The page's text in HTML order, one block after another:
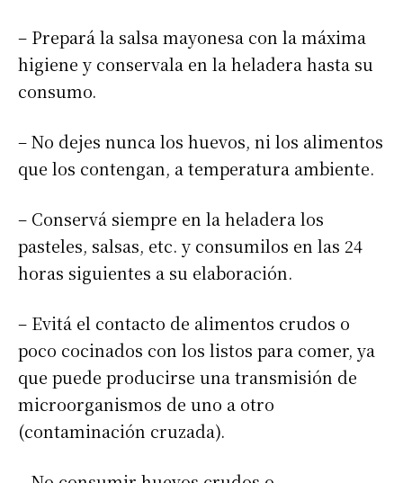
– Prepará la salsa mayonesa con la máxima
higiene y conservala en la heladera hasta su
consumo.
– No dejes nunca los huevos, ni los alimentos
que los contengan, a temperatura ambiente.
– Conservá siempre en la heladera los
pasteles, salsas, etc. y consumilos en las 24
horas siguientes a su elaboración.
– Evitá el contacto de alimentos crudos o
poco cocinados con los listos para comer, ya
que puede producirse una transmisión de
microorganismos de uno a otro
(contaminación cruzada).